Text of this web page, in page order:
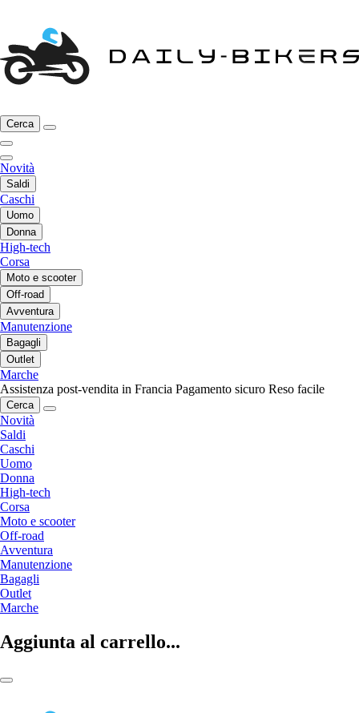
Cerca
Novità
Saldi
Caschi
Uomo
Donna
High-tech
Corsa
Moto e scooter
Off-road
Avventura
Manutenzione
Bagagli
Outlet
Marche
Assistenza post-vendita in Francia Pagamento sicuro Reso facile
Cerca
Novità
Saldi
Caschi
Uomo
Donna
High-tech
Corsa
Moto e scooter
Off-road
Avventura
Manutenzione
Bagagli
Outlet
Marche
Aggiunta al carrello...